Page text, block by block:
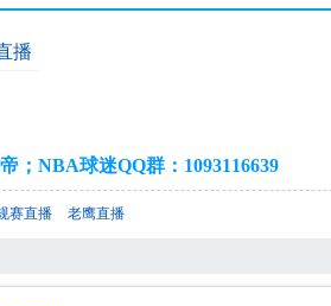
播
；NBA球迷QQ群：1093116639
赛直播 老鹰直播